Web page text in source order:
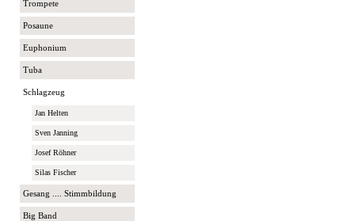
Trompete
Posaune
Euphonium
Tuba
Schlagzeug
Jan Helten
Sven Janning
Josef Röhner
Silas Fischer
Gesang .... Stimmbildung
Big Band